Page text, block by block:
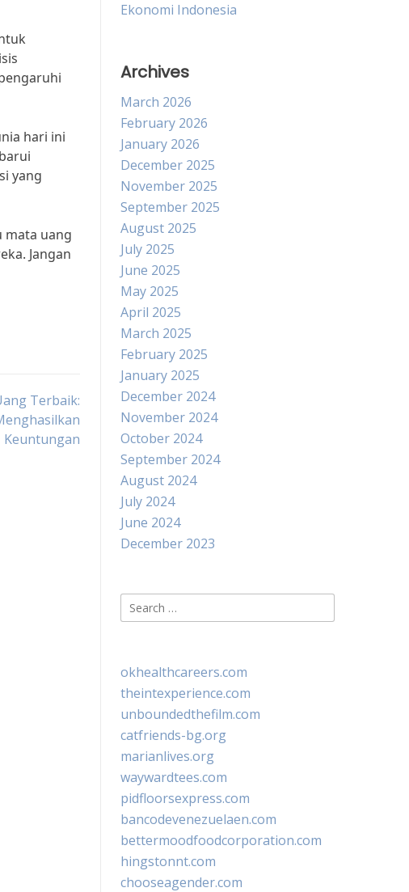
hari ini
yang
mata uang
Jangan
Terbaik:
Keuntungan
Ekonomi Indonesia
Archives
March 2026
February 2026
January 2026
December 2025
November 2025
September 2025
August 2025
July 2025
June 2025
May 2025
April 2025
March 2025
February 2025
January 2025
December 2024
November 2024
October 2024
September 2024
August 2024
July 2024
June 2024
December 2023
Search
for:
okhealthcareers.com
theintexperience.com
unboundedthefilm.com
catfriends-bg.org
marianlives.org
waywardtees.com
pidfloorsexpress.com
bancodevenezuelaen.com
bettermoodfoodcorporation.com
hingstonnt.com
chooseagender.com